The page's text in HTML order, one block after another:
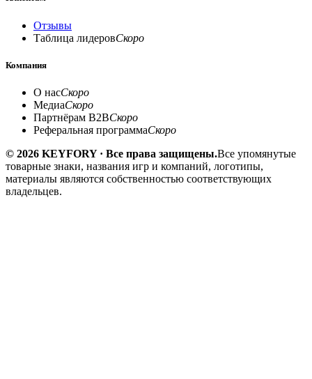
Отзывы
Таблица лидеровСкоро
Компания
О насСкоро
МедиаСкоро
Партнёрам B2BСкоро
Реферальная программаСкоро
© 2026 KEYFORY · Все права защищены.Все упомянутые
товарные знаки, названия игр и компаний, логотипы,
материалы являются собственностью соответствующих
владельцев.